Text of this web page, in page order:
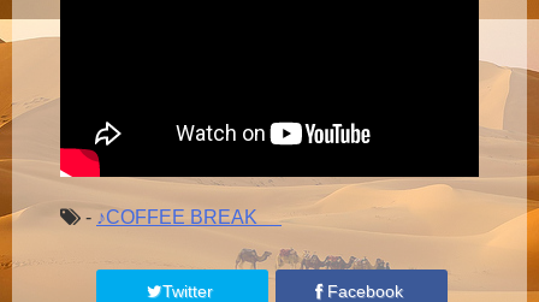
- ♪COFFEE BREAK
Twitter Facebook